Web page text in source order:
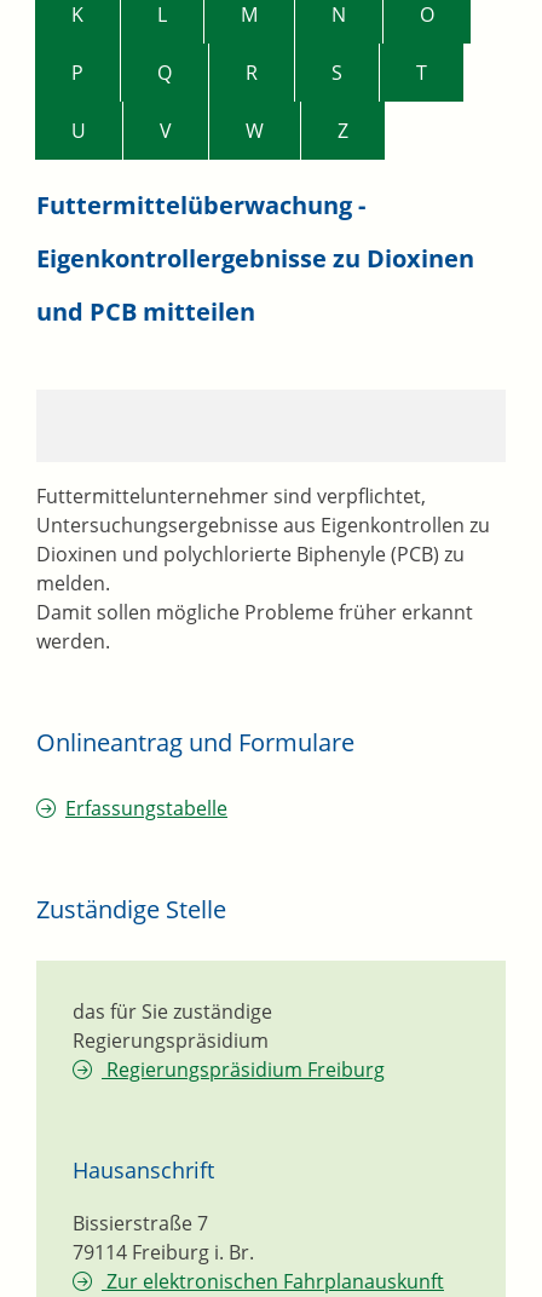
K L M N O
P Q R S T
U V W Z
Futtermittelüberwachung -
Eigenkontrollergebnisse zu Dioxinen
und PCB mitteilen
Futtermittelunternehmer sind verpflichtet,
Untersuchungsergebnisse aus Eigenkontrollen zu
Dioxinen und polychlorierte Biphenyle (PCB) zu
melden.
Damit sollen mögliche Probleme früher erkannt
werden.
Onlineantrag und Formulare
Erfassungstabelle
Zuständige Stelle
das für Sie zuständige
Regierungspräsidium
Regierungspräsidium Freiburg
Hausanschrift
Bissierstraße 7
79114 Freiburg i. Br.
Zur elektronischen Fahrplanauskunft